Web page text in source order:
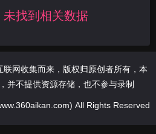
找到相关数据
网收集而来，版权归原创者所有，本
并不提供资源存储，也不参与录制
All Rights Reserved